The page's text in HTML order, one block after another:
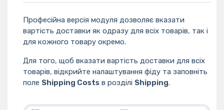
Професійна версія модуля дозволяє вказати
вартість доставки як одразу для всіх товарів, так і
для кожного товару окремо.
Для того, щоб вказати вартість доставки для всіх
товарів, відкрийте налаштування фіду та заповніть
поле Shipping Costs в розділі Shipping.